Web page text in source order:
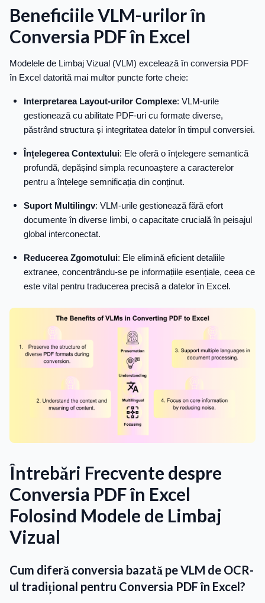
Beneficiile VLM-urilor în
Conversia PDF în Excel
Modelele de Limbaj Vizual (VLM) excelează în conversia PDF
în Excel datorită mai multor puncte forte cheie:
Interpretarea Layout-urilor Complexe: VLM-urile
gestionează cu abilitate PDF-uri cu formate diverse,
păstrând structura și integritatea datelor în timpul conversiei.
Înțelegerea Contextului: Ele oferă o înțelegere semantică
profundă, depășind simpla recunoaștere a caracterelor
pentru a înțelege semnificația din conținut.
Suport Multilingv: VLM-urile gestionează fără efort
documente în diverse limbi, o capacitate crucială în peisajul
global interconectat.
Reducerea Zgomotului: Ele elimină eficient detaliile
extranee, concentrându-se pe informațiile esențiale, ceea ce
este vital pentru traducerea precisă a datelor în Excel.
Întrebări Frecvente despre
Conversia PDF în Excel
Folosind Modele de Limbaj
Vizual
Cum diferă conversia bazată pe VLM de OCR-
ul tradițional pentru Conversia PDF în Excel?